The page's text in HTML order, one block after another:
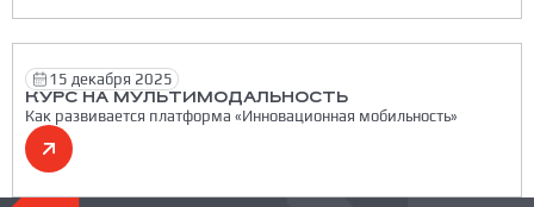
15 декабря 2025
КУРС НА МУЛЬТИМОДАЛЬНОСТЬ
Как развивается платформа «Инновационная мобильность»